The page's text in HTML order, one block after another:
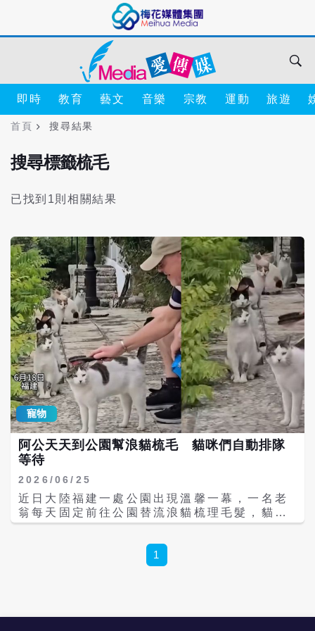
即時 教育 藝文 音樂 宗教 運動 旅遊
首頁 搜尋結果
搜尋標籤梳毛
已找到1則相關結果
寵物
阿公天天到公園幫浪貓梳毛 貓咪們自動排隊
等待
2026/06/25
近日大陸福建一處公園出現溫馨一幕，一名老
翁每天固定前往公園替流浪貓梳理毛髮，貓咪
見到他現身後，不但毫無戒心，還主動排隊等
梳子坐在公園內，貓咪們井然有序地靠近，等
1